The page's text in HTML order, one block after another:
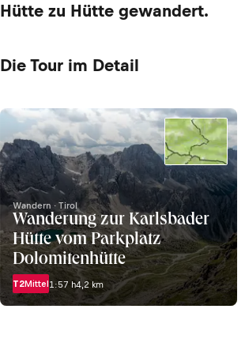
Hütte zu Hütte gewandert.
Die Tour im Detail
Wandern · Tirol
Wanderung zur Karlsbader
Hütte vom Parkplatz
Dolomitenhütte
T2Mittel1:57 h4,2 km